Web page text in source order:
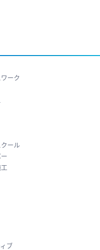
ーク
ール
ブ